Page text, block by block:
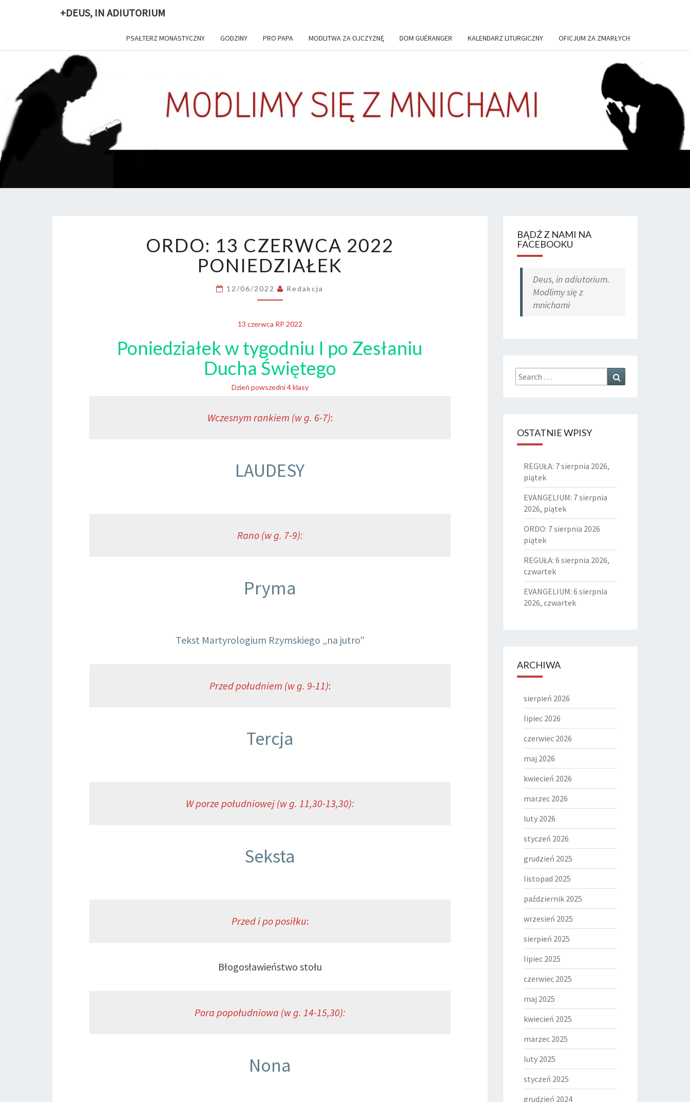
+DEUS, IN ADIUTORIUM
PSAŁTERZ MONASTYCZNY GODZINY PRO PAPA MODLITWA ZA OJCZYZNĘ DOM GUÉRANGER KALENDARZ LITURGICZNY OFICJUM ZA ZMARŁYCH
Codziennie
13
CZERWCA
2022
ORDO: 13 CZERWCA 2022
PONIEDZIAŁEK
12/06/2022 Redakcja
13 czerwca RP 2022
Poniedziałek w tygodniu I po Zesłaniu
Ducha Świętego
Dzień powszedni 4 klasy
Wczesnym rankiem (w g. 6-7):
LAUDESY
Rano (w g. 7-9):
Pryma
Tekst Martyrologium Rzymskiego „na jutro”
Przed południem (w g. 9-11):
Tercja
W porze południowej (w g. 11,30-13,30):
Seksta
Przed i po posiłku:
Błogosławieństwo stołu
Pora popołudniowa (w g. 14-15,30):
Nona
BĄDŹ Z NAMI NA
FACEBOOKU
Deus, in adiutorium.
Modlimy się z
mnichami
Search
for:
OSTATNIE WPISY
REGUŁA: 7 sierpnia 2026,
piątek
EVANGELIUM: 7 sierpnia
2026, piątek
ORDO: 7 sierpnia 2026
piątek
REGUŁA: 6 sierpnia 2026,
czwartek
EVANGELIUM: 6 sierpnia
2026, czwartek
ARCHIWA
sierpień 2026
lipiec 2026
czerwiec 2026
maj 2026
kwiecień 2026
marzec 2026
luty 2026
styczeń 2026
grudzień 2025
listopad 2025
październik 2025
wrzesień 2025
sierpień 2025
lipiec 2025
czerwiec 2025
maj 2025
kwiecień 2025
marzec 2025
luty 2025
styczeń 2025
grudzień 2024